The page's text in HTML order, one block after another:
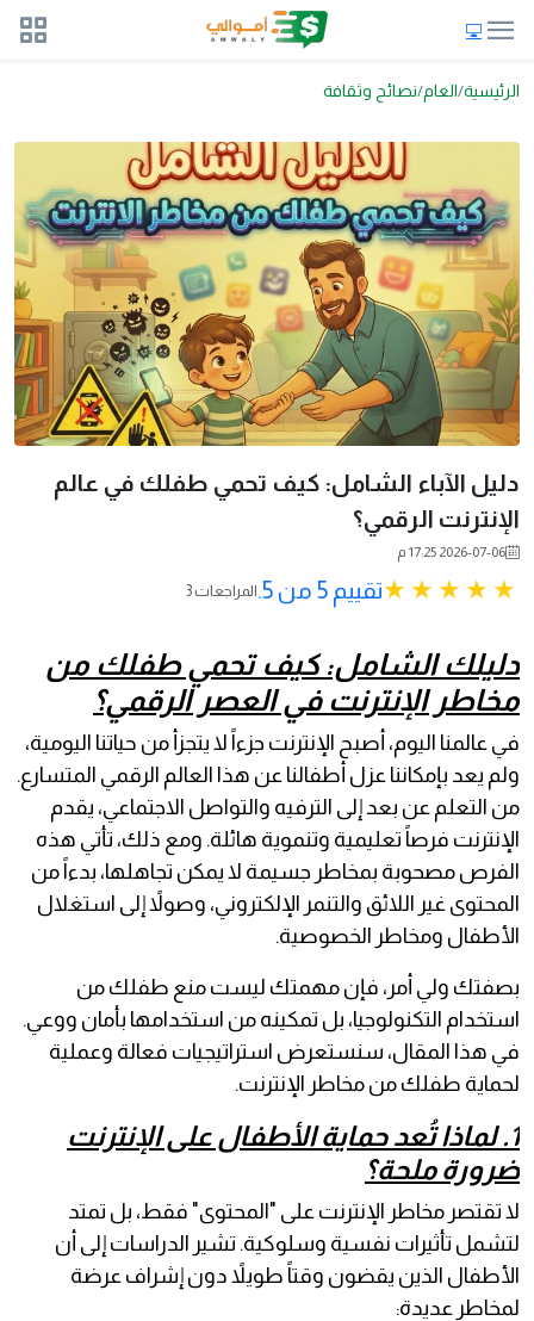
الرئيسية العام نصائح وثقافة
دليل الآباء الشامل: كيف تحمي طفلك في عالم
الإنترنت الرقمي؟
2026-07-06 17:25 م
تقييم 5 من 5. 3 المراجعات
دليلك الشامل: كيف تحمي طفلك من
مخاطر الإنترنت في العصر الرقمي؟
في عالمنا اليوم، أصبح الإنترنت جزءاً لا يتجزأ من حياتنا اليومية،
ولم يعد بإمكاننا عزل أطفالنا عن هذا العالم الرقمي المتسارع.
من التعلم عن بعد إلى الترفيه والتواصل الاجتماعي، يقدم
الإنترنت فرصاً تعليمية وتنموية هائلة. ومع ذلك، تأتي هذه
الفرص مصحوبة بمخاطر جسيمة لا يمكن تجاهلها، بدءاً من
المحتوى غير اللائق والتنمر الإلكتروني، وصولاً إلى استغلال
الأطفال ومخاطر الخصوصية.
بصفتك ولي أمر، فإن مهمتك ليست منع طفلك من
استخدام التكنولوجيا، بل تمكينه من استخدامها بأمان ووعي.
في هذا المقال، سنستعرض استراتيجيات فعالة وعملية
لحماية طفلك من مخاطر الإنترنت.
1. لماذا تُعد حماية الأطفال على الإنترنت
ضرورة ملحة؟
لا تقتصر مخاطر الإنترنت على "المحتوى" فقط، بل تمتد
لتشمل تأثيرات نفسية وسلوكية. تشير الدراسات إلى أن
الأطفال الذين يقضون وقتاً طويلاً دون إشراف عرضة
لمخاطر عديدة: